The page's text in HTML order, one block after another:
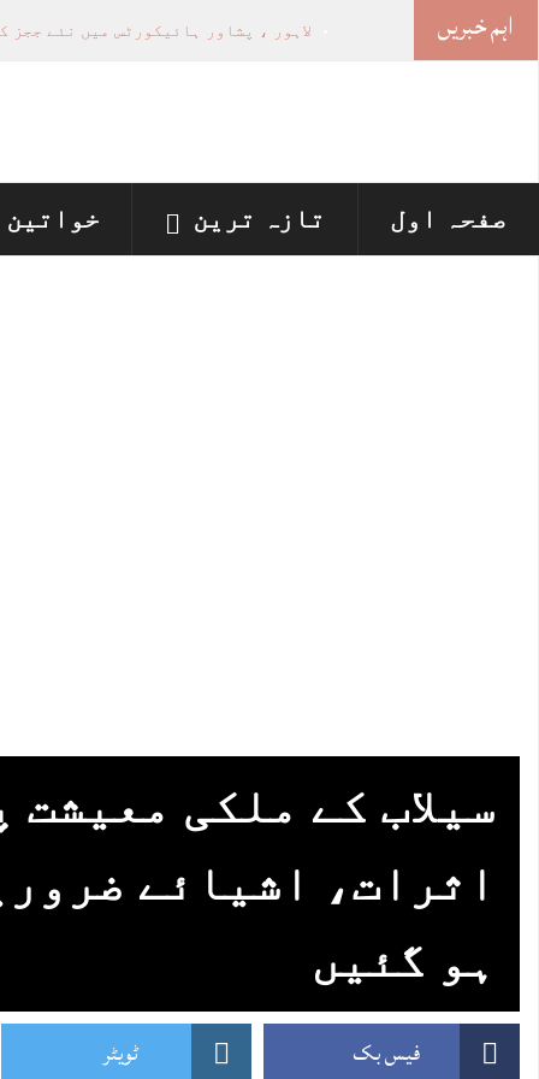
اہم خبریں لاہور ، پشاور ہائیکورٹس میں نئے ججز
بلیک میلنگ سے تنگ آ کر لیڈی
صفحہ اول تازہ ترین خواتین
سیلاب کے ملکی معیشت
اثرات، اشیائے
ہو گئیں
فیس بک ٹویٹر